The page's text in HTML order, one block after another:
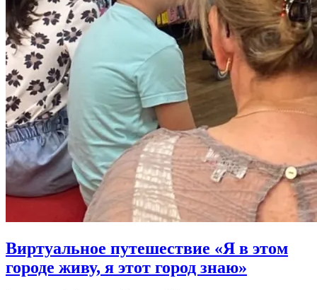
Виртуальное путешествие «Я в этом
городе живу, я этот город знаю»